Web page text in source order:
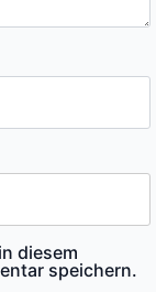
diesem
speichern.